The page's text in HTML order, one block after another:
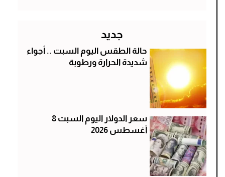
جديد
حالة الطقس اليوم السبت .. أجواء
شديدة الحرارة ورطوبة
سعر الدولار اليوم السبت 8
أغسطس 2026